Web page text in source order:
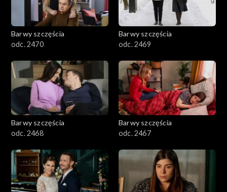
Barwy szczęścia
odc. 2470
Barwy szczęścia
odc. 2469
Barwy szczęścia
odc. 2468
Barwy szczęścia
odc. 2467